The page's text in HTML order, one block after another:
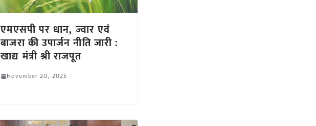
एमएसपी पर धान, ज्वार एवं
बाजरा की उपार्जन नीति जारी :
खाद्य मंत्री श्री राजपूत
November 20, 2025